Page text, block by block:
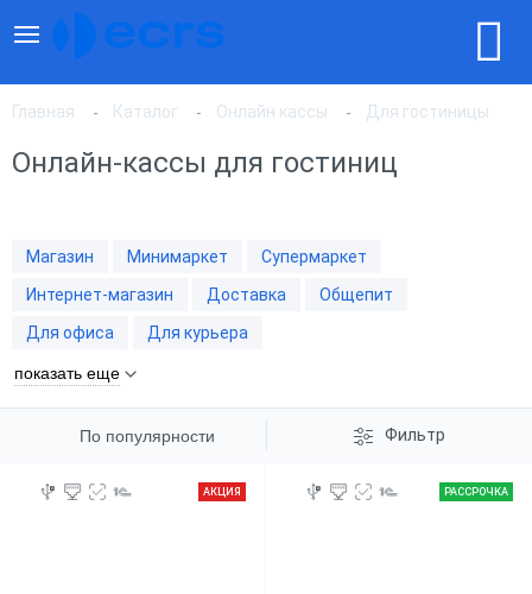
Главная Каталог Онлайн кассы Для гостиницы
Онлайн-кассы для гостиниц
Магазин Минимаркет
Супермаркет
Интернет-магазин
Доставка
Общепит
Для офиса
Для курьера
показать еще
По популярности Фильтр
По цене, по возрастанию
АКЦИЯ РАССРОЧКА